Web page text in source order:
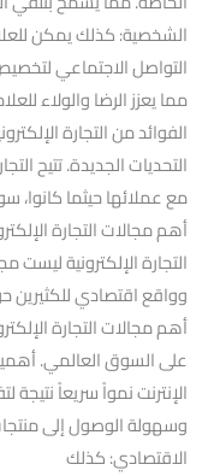
الشخصية: كذلك يمكن
التواصل الاجتماعي
مما يعزز الرضا والولاء
الفوائد من التجارة
التحديات الجديدة. تتيح
مع عملائها حيثما كانوا،
أهم مجالات التجارة
التجارة الإلكترونية
وواقع اقتصادي للكثيرين
أهم مجالات التجارة
على السوق العالمي.
الإنترنت نمواً سريعاً
وسهولة الوصول إلى
الاقتصادي: كذلك